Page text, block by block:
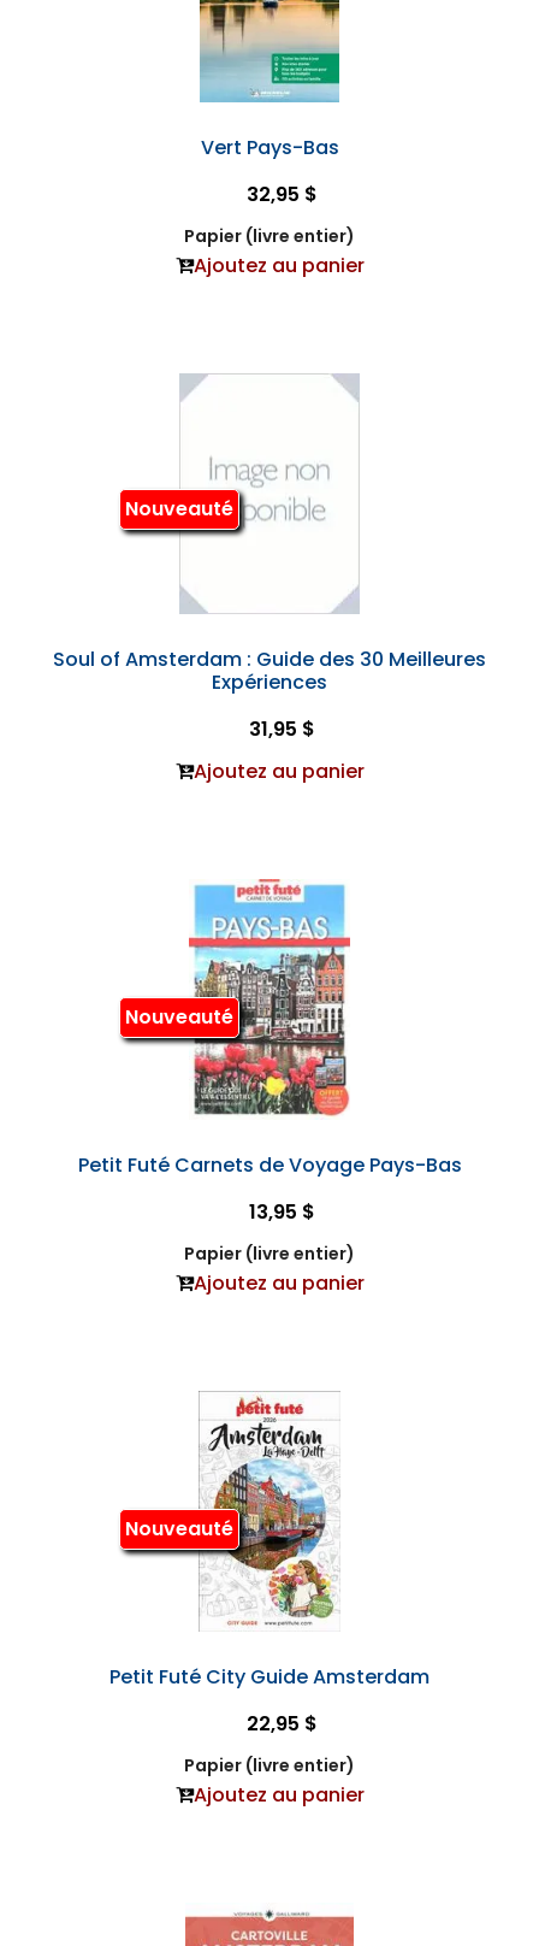
Vert Pays-Bas
32,95 $
Papier (livre entier)
Ajoutez au panier
Nouveauté
Soul of Amsterdam : Guide des 30 Meilleures
Expériences
31,95 $
Ajoutez au panier
Nouveauté
Petit Futé Carnets de Voyage Pays-Bas
13,95 $
Papier (livre entier)
Ajoutez au panier
Nouveauté
Petit Futé City Guide Amsterdam
22,95 $
Papier (livre entier)
Ajoutez au panier